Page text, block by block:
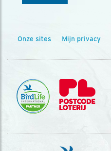
Onze sites Mijn privacy